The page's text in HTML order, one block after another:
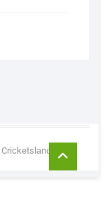
Cricketsland